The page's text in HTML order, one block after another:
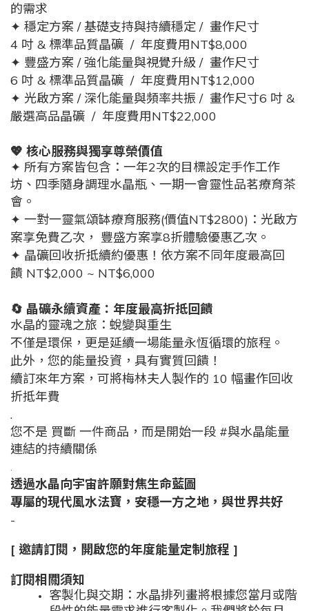
的需求
✦ 穩定方案 /基礎支持與持續穩定 / 畫作尺寸
4 吋 & 標準品質晶礦 / 年度費用NT$8,000
✦ 豐盛方案 /強化能量與視覺升級 / 畫作尺寸
6 吋 & 標準品質晶礦 / 年度費用NT$12,000
✦ 光啟方案 / 深化能量與頻率共振 / 畫作尺寸6 吋 &
嚴選高品晶礦 / 年度費用NT$22,000
💖 核心服務與獨享尊榮價值
✦ 所有方案皆包含：一年2次的目標設定手作工作
坊 、四季隨身調理水晶瓶、一期一會靈性品茗療育茶
會。
✦ 一對一靈氣頌缽療育服務(價值NT$2800)： 光啟方
案享免費乙次， 豐盛方案享8折體驗優惠乙次。
✦ 晶礦回收折抵續約優惠！依方案不同年度最高回
饋 NT$2,000 ~ NT$6,000
🔄 晶礦永續資產：年度最高折抵回饋
水晶的靈魂之旅：蛻變與重生
不僅是環保，更是延續一場能量永恆循環的旅程。
此外，您的能量投資，具有實質回饋！
續訂來年方案，可將梅林夫人製作的 10 幅畫作回收
折抵年費
.
您不是 買斷 一件商品，而是開始一段 #與水晶能量
連結的持續關係
透過水晶向宇宙許願對焦生命藍圖
專屬的現代風水法寶，安穩一方之地，與世界共好
-
[ 邀請訂閱，開啟您的年度能量定制旅程 ]
訂閱相關須知
客製化與交期：水晶排列畫將根據您當月或階